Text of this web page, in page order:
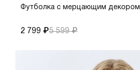
Футболка с мерцающим декором
2 799 ₽5 599 ₽